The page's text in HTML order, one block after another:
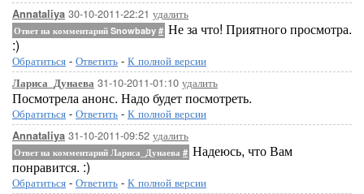
Annataliya 30-10-2011-22:21 удалить
Ответ на комментарий Snowbaby # Не за что! Приятного просмотра.
:)
Обратиться - Ответить - К полной версии
Лариса_Дунаева 31-10-2011-01:10 удалить
Посмотрела анонс. Надо будет посмотреть.
Обратиться - Ответить - К полной версии
Annataliya 31-10-2011-09:52 удалить
Ответ на комментарий Лариса_Дунаева # Надеюсь, что Вам
понравится. :)
Обратиться - Ответить - К полной версии